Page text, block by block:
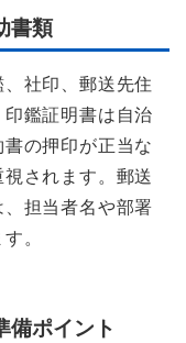
書類
社印、郵送先住
鑑証明書は自治
の押印が正当な
されます。郵送
担当者名や部署
。
備ポイント